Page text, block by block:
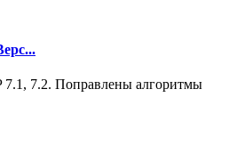
7.1, 7.2. Поправлены алгоритмы